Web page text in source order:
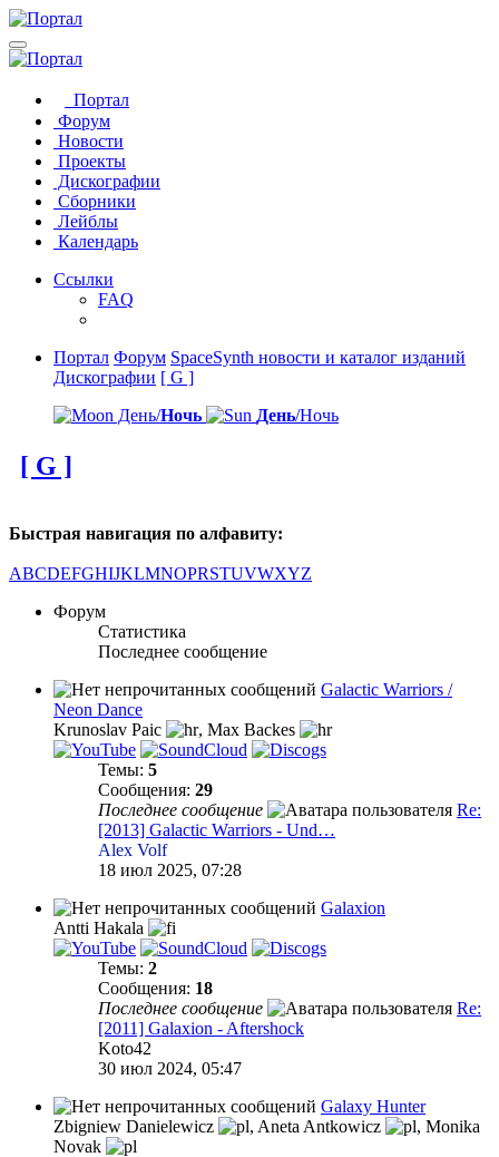
Портал
Форум
Новости
Проекты
Дискографии
Сборники
Лейблы
Календарь
Ссылки
FAQ
Портал Форум SpaceSynth новости и каталог изданий
Дискографии [ G ]
День/Ночь День/Ночь
[ G ]
Быстрая навигация по алфавиту:
ABCDEFGHIJKLMNOPRSTUVWXYZ
Форум
Статистика
Последнее сообщение
Galactic Warriors /
Neon Dance
Krunoslav Paic
, Max Backes
Темы: 5
Сообщения: 29
Последнее сообщение
Re:
[2013] Galactic Warriors - Und…
Alex Volf
18 июл 2025, 07:28
Galaxion
Antti Hakala
Темы: 2
Сообщения: 18
Последнее сообщение
Re:
[2011] Galaxion - Aftershock
Koto42
30 июл 2024, 05:47
Galaxy Hunter
Zbigniew Danielewicz
, Aneta Antkowicz , Monika
Novak